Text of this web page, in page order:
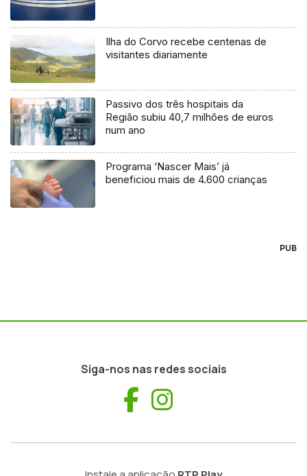
Ilha do Corvo recebe centenas de
visitantes diariamente
Passivo dos três hospitais da
Região subiu 40,7 milhões de euros
num ano
Programa ‘Nascer Mais’ já
beneficiou mais de 4.600 crianças
PUB
Siga-nos nas redes sociais
Facebook